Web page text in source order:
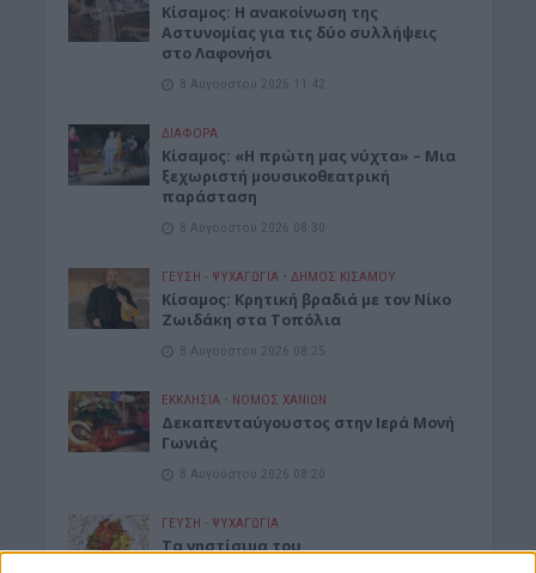
Κίσαμος: Η ανακοίνωση της
Αστυνομίας για τις δύο συλλήψεις
στο Λαφονήσι
8 Αυγούστου 2026 11:42
ΔΙΆΦΟΡΑ
Κίσαμος: «Η πρώτη μας νύχτα» – Μια
ξεχωριστή μουσικοθεατρική
παράσταση
8 Αυγούστου 2026 08:30
ΓΕΎΣΗ - ΨΥΧΑΓΩΓΊΑ • ΔΉΜΟΣ ΚΙΣΆΜΟΥ
Kίσαμος: Κρητική βραδιά με τον Νίκο
Ζωιδάκη στα Τοπόλια
8 Αυγούστου 2026 08:25
ΕΚΚΛΗΣΙΑ • ΝΟΜΌΣ ΧΑΝΊΩΝ
Δεκαπενταύγουστος στην Ιερά Μονή
Γωνιάς
8 Αυγούστου 2026 08:20
ΓΕΎΣΗ - ΨΥΧΑΓΩΓΊΑ
Τα νηστίσιμα του